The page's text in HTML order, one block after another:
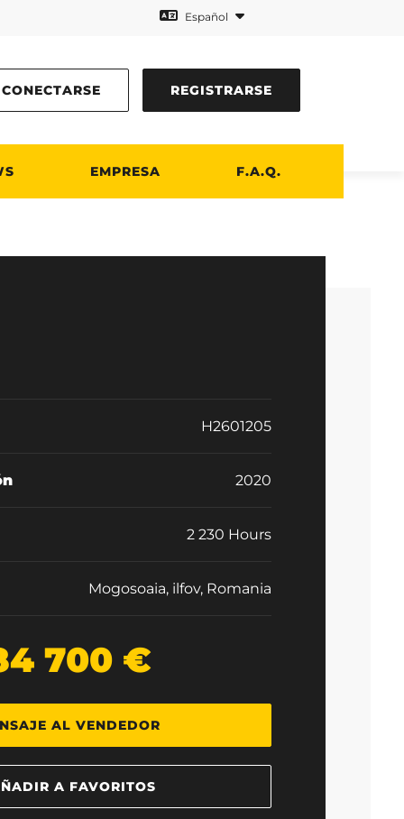
Español
CONECTARSE REGISTRARSE
EMPRESA F.A.Q.
H2601205
2020
2 230 Hours
Mogosoaia, ilfov, Romania
700 €
AL VENDEDOR
A FAVORITOS